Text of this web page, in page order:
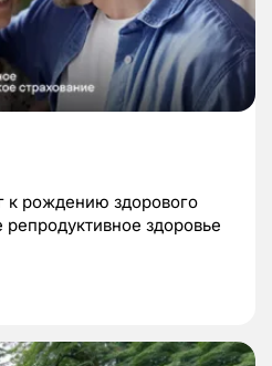
к рождению здорового
здоровье